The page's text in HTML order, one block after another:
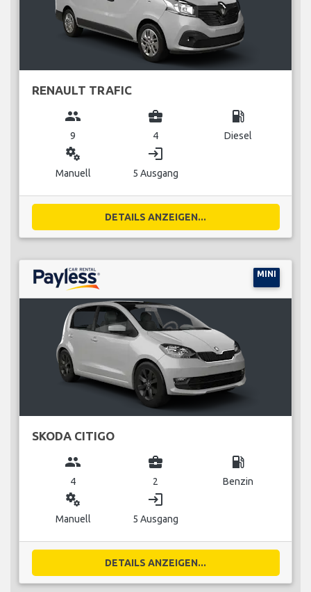
RENAULT TRAFIC
group
9
business_center
4
local_gas_station
Diesel
miscellaneous_services
Manuell
login
5 Ausgang
DETAILS ANZEIGEN...
MINI
SKODA CITIGO
group
4
business_center
2
local_gas_station
Benzin
miscellaneous_services
Manuell
login
5 Ausgang
DETAILS ANZEIGEN...